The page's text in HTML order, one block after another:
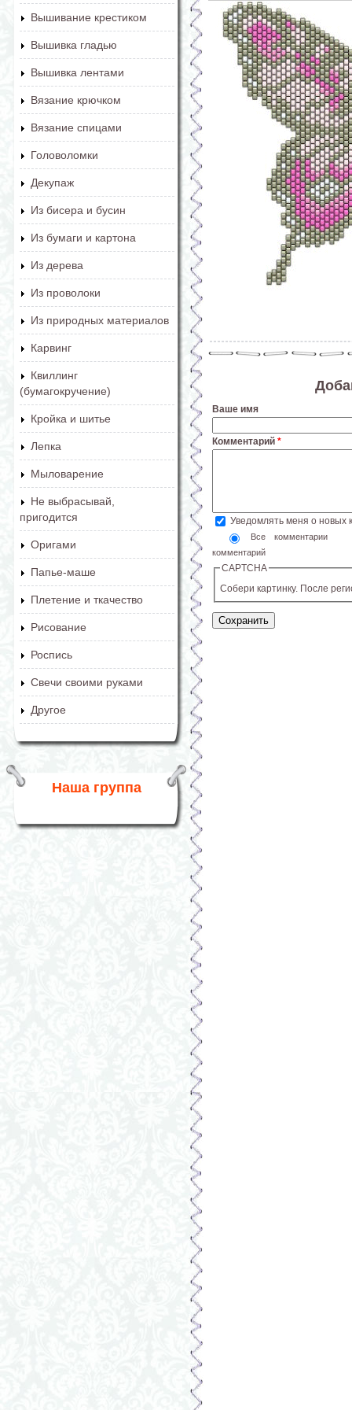
Вышивание крестиком
Вышивка гладью
Вышивка лентами
Вязание крючком
Вязание спицами
Головоломки
Декупаж
Из бисера и бусин
Из бумаги и картона
Из дерева
Из проволоки
Из природных материалов
Карвинг
Квиллинг
(бумагокручение)
Кройка и шитье
Лепка
Мыловарение
Не выбрасывай,
пригодится
Оригами
Папье-маше
Плетение и ткачество
Рисование
Роспись
Свечи своими руками
Другое
Наша группа
Ваше имя
Комментарий *
Уведомлять меня о новых
Все комментарии
комментарий
CAPTCHA
Собери картинку. После